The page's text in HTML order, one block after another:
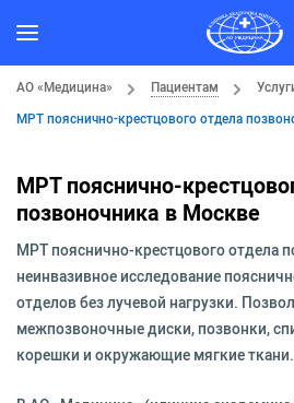
АО «Медицина» Пациентам
МРТ пояснично-крестцового отдела
МРТ пояснично-
позвоночника в Москве
МРТ пояснично-крестцового отдела
неинвазивное исследование
отделов без лучевой нагрузки.
межпозвоночные диски, позвонки,
корешки и окружающие мягкие ткани.